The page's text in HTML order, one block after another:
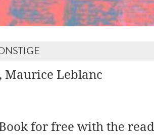
Maurice Leblanc
for free with the